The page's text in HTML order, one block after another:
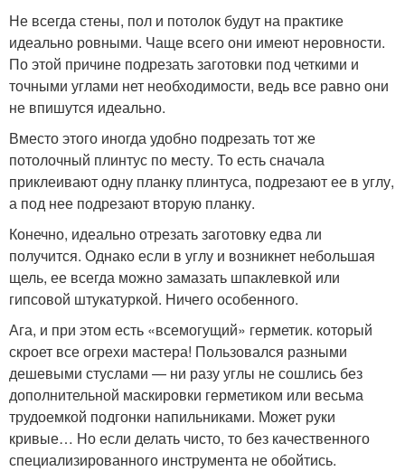
Не всегда стены, пол и потолок будут на практике
идеально ровными. Чаще всего они имеют неровности.
По этой причине подрезать заготовки под четкими и
точными углами нет необходимости, ведь все равно они
не впишутся идеально.
Вместо этого иногда удобно подрезать тот же
потолочный плинтус по месту. То есть сначала
приклеивают одну планку плинтуса, подрезают ее в углу,
а под нее подрезают вторую планку.
Конечно, идеально отрезать заготовку едва ли
получится. Однако если в углу и возникнет небольшая
щель, ее всегда можно замазать шпаклевкой или
гипсовой штукатуркой. Ничего особенного.
Ага, и при этом есть «всемогущий» герметик. который
скроет все огрехи мастера! Пользовался разными
дешевыми стуслами — ни разу углы не сошлись без
дополнительной маскировки герметиком или весьма
трудоемкой подгонки напильниками. Может руки
кривые… Но если делать чисто, то без качественного
специализированного инструмента не обойтись.